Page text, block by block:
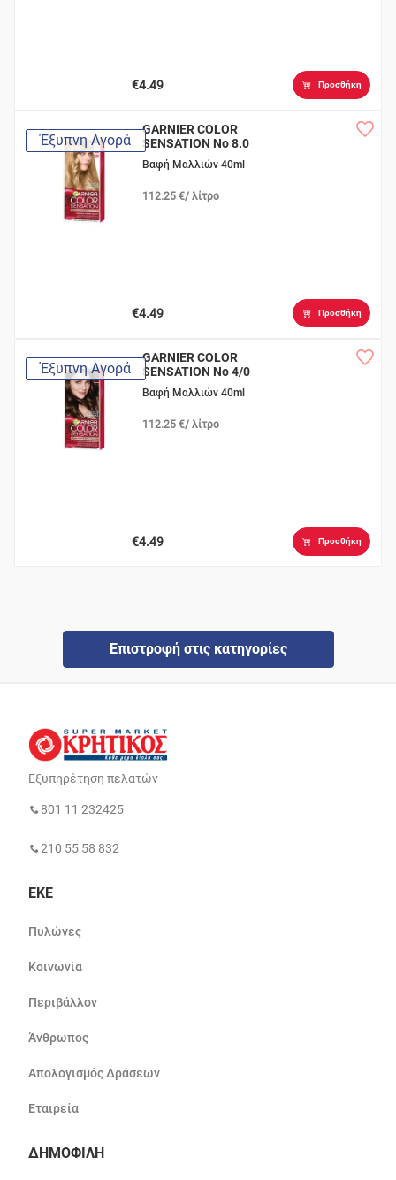
€4.49 Προσθήκη
Έξυπνη Αγορά
GARNIER COLOR
SENSATION Νο 8.0
Φωτεινό Ξανθό
Ανοιχτό
Βαφή Μαλλιών 40ml
112.25 €/ λίτρο
€4.49 Προσθήκη
Έξυπνη Αγορά
GARNIER COLOR
SENSATION Νο 4/0
Καστανό
Βαφή Μαλλιών 40ml
112.25 €/ λίτρο
€4.49 Προσθήκη
Επιστροφή στις κατηγορίες
Εξυπηρέτηση πελατών
801 11 232425
210 55 58 832
ΕΚΕ
Πυλώνες
Κοινωνία
Περιβάλλον
Άνθρωπος
Απολογισμός Δράσεων
Εταιρεία
ΔΗΜΟΦΙΛΗ